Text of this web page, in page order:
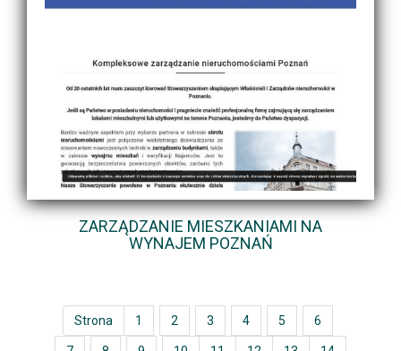
ZARZĄDZANIE MIESZKANIAMI NA
WYNAJEM POZNAŃ
Strona 1 2 3 4 5 6